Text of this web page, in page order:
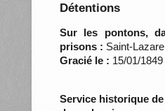
Détentions
Sur les pontons,
prisons : Saint-Lazare
Gracié le : 15/01/1849
Service historique